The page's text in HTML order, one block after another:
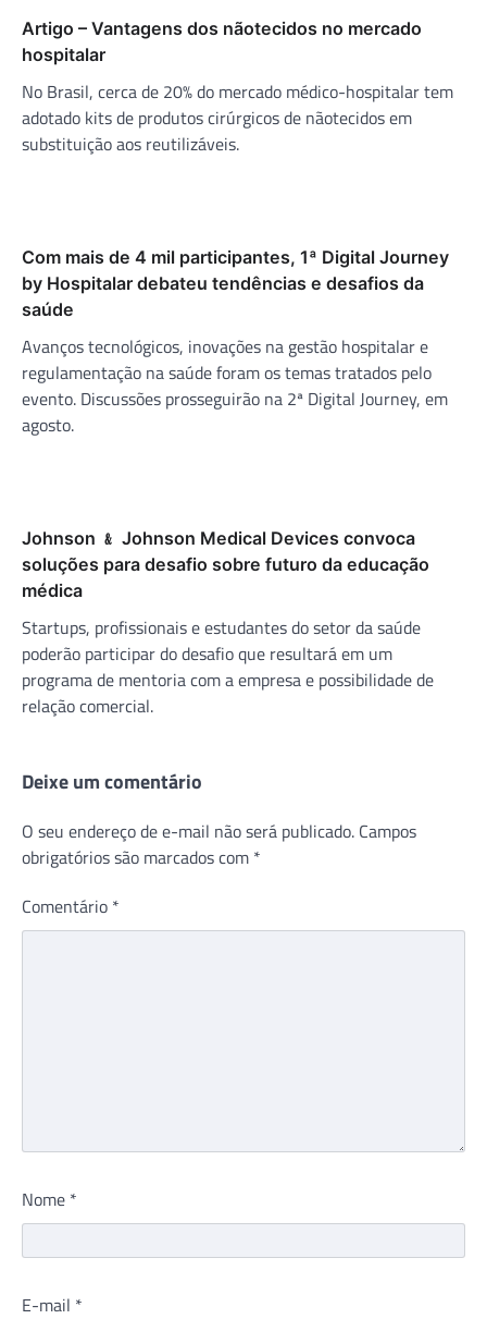
Artigo – Vantagens dos nãotecidos no mercado
hospitalar
No Brasil, cerca de 20% do mercado médico-hospitalar tem
adotado kits de produtos cirúrgicos de nãotecidos em
substituição aos reutilizáveis.
Com mais de 4 mil participantes, 1ª Digital Journey
by Hospitalar debateu tendências e desafios da
saúde
Avanços tecnológicos, inovações na gestão hospitalar e
regulamentação na saúde foram os temas tratados pelo
evento. Discussões prosseguirão na 2ª Digital Journey, em
agosto.
Johnson ﹠ Johnson Medical Devices convoca
soluções para desafio sobre futuro da educação
médica
Startups, profissionais e estudantes do setor da saúde
poderão participar do desafio que resultará em um
programa de mentoria com a empresa e possibilidade de
relação comercial.
Deixe um comentário
O seu endereço de e-mail não será publicado. Campos
obrigatórios são marcados com *
Comentário *
Nome *
E-mail *